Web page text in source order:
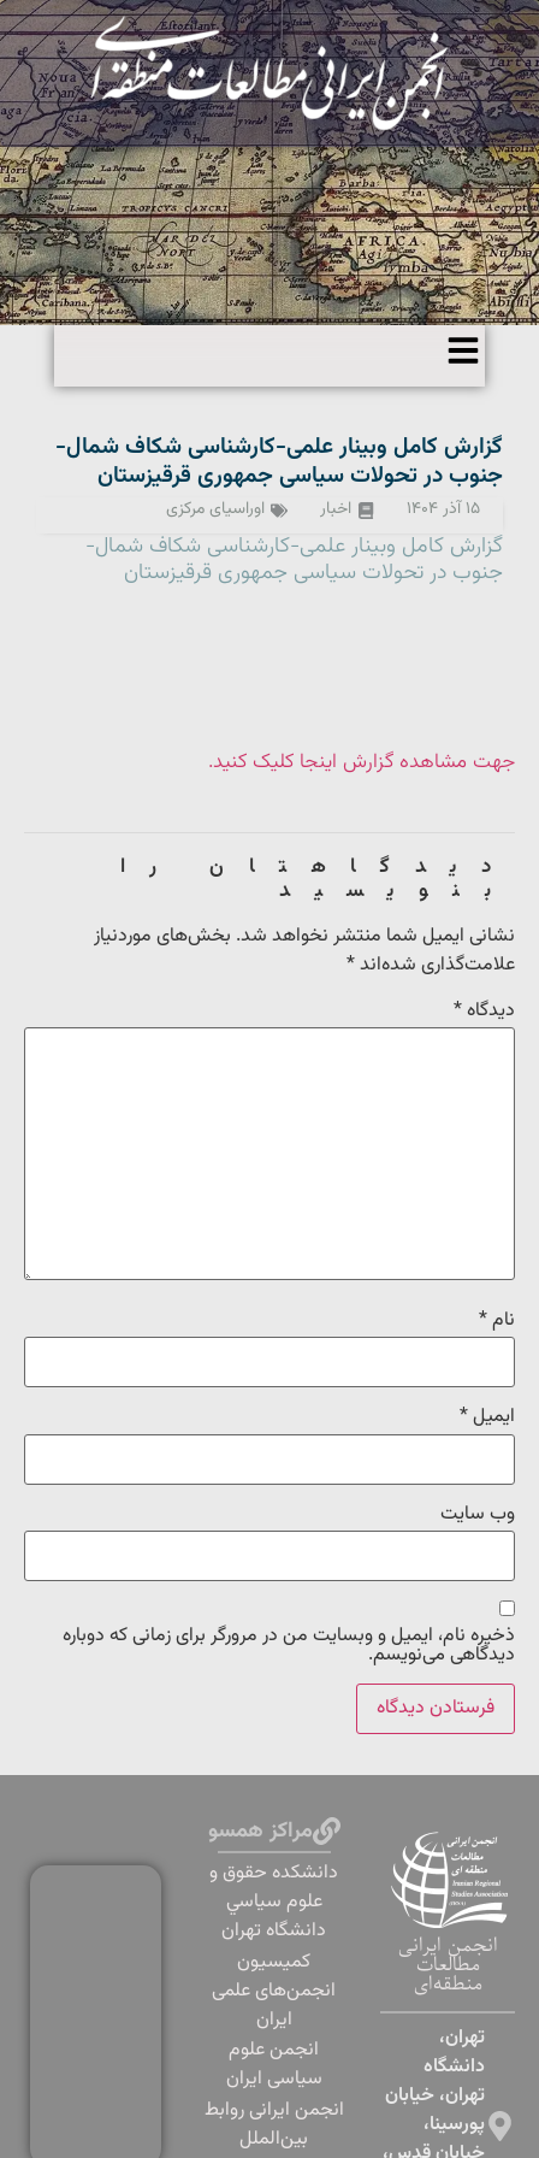
گزارش کامل وبینار علمی-کارشناسی شکاف شمال-
جنوب در تحولات سیاسی جمهوری قرقیزستان
۱۵ آذر ۱۴۰۴ اخبار اوراسیای مرکزی
گزارش کامل وبینار علمی-کارشناسی شکاف شمال-
جنوب در تحولات سیاسی جمهوری قرقیزستان
جهت مشاهده گزارش اینجا کلیک کنید.
دیدگاهتان را
بنویسید
نشانی ایمیل شما منتشر نخواهد شد. بخش‌های موردنیاز
علامت‌گذاری شده‌اند*
دیدگاه*
نام*
ایمیل*
وب‌ سایت
ذخیره نام، ایمیل و وبسایت من در مرورگر برای زمانی که دوباره
دیدگاهی می‌نویسم.
انجمن ایرانی
مطالعات
منطقه‌ای
تهران،
دانشگاه
تهران، خیابان
پورسینا،
مراکز همسو
دانشكده حقوق و
علوم سياسي
دانشگاه تهران
کمیسیون
انجمن‌های علمی
ایران
انجمن علوم
سیاسی ایران
انجمن ایرانی روابط
بین‌الملل